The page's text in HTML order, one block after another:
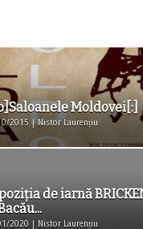
Moldovei[:]
2015 | Nistor Laurențiu
de iarnă
2020 | Nistor Laurențiu